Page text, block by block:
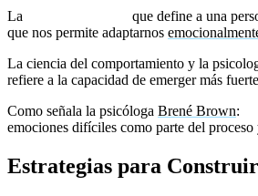
La que define a una
que nos permite adaptarnos
La ciencia del comportamiento y la
refiere a la capacidad de emerger más
Como señala la psicóloga Brené Brown:
emociones difíciles como parte del
Estrategias para